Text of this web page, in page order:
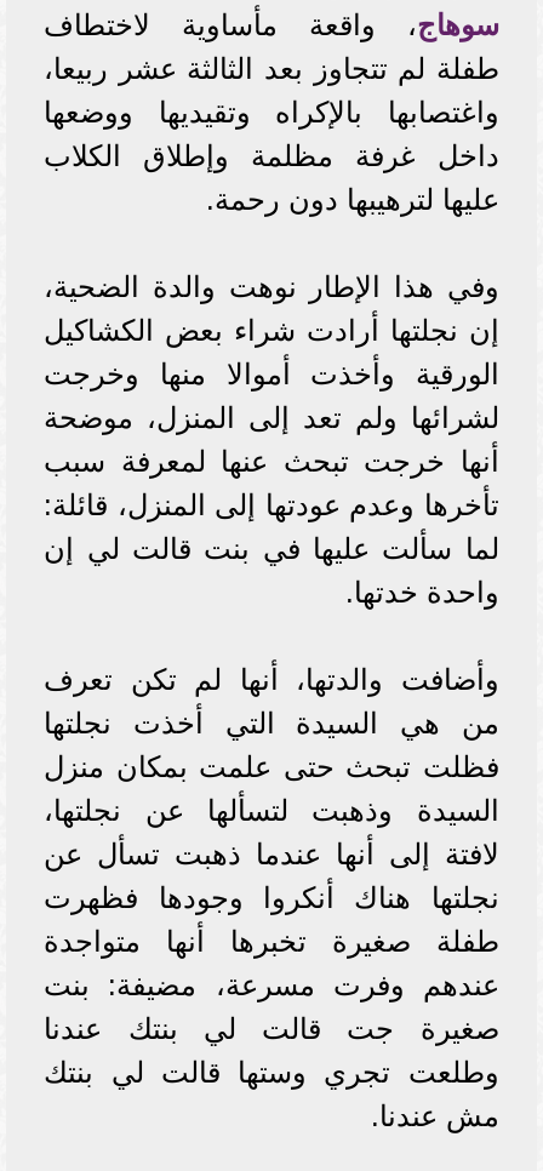
سوهاج، واقعة مأساوية لاختطاف
طفلة لم تتجاوز بعد الثالثة عشر ربيعا،
واغتصابها بالإكراه وتقيديها ووضعها
داخل غرفة مظلمة وإطلاق الكلاب
عليها لترهيبها دون رحمة.
وفي هذا الإطار نوهت والدة الضحية،
إن نجلتها أرادت شراء بعض الكشاكيل
الورقية وأخذت أموالا منها وخرجت
لشرائها ولم تعد إلى المنزل، موضحة
أنها خرجت تبحث عنها لمعرفة سبب
تأخرها وعدم عودتها إلى المنزل، قائلة:
لما سألت عليها في بنت قالت لي إن
واحدة خدتها.
وأضافت والدتها، أنها لم تكن تعرف
من هي السيدة التي أخذت نجلتها
فظلت تبحث حتى علمت بمكان منزل
السيدة وذهبت لتسألها عن نجلتها،
لافتة إلى أنها عندما ذهبت تسأل عن
نجلتها هناك أنكروا وجودها فظهرت
طفلة صغيرة تخبرها أنها متواجدة
عندهم وفرت مسرعة، مضيفة: بنت
صغيرة جت قالت لي بنتك عندنا
وطلعت تجري وستها قالت لي بنتك
مش عندنا.